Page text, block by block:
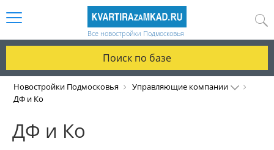
Все новостройки Подмосковья
Поиск по базе
Новостройки Подмосковья
Управляющие компании
ДФ и Ко
ДФ и Ко